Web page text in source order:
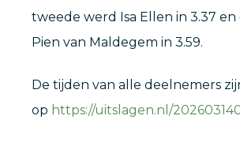
tweede werd Isa Ellen in 3.37 en
Pien van Maldegem in 3.59.
De tijden van alle deelnemers
op https://uitslagen.nl/